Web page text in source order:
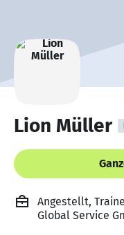
Lion Müller
Angestellt,
Global Service